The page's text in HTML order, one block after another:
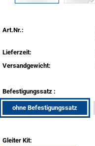
Art.Nr.:
Lieferzeit:
Versandgewicht:
Befestigungssatz :
ohne Befestigungssatz
Gleiter Kit: